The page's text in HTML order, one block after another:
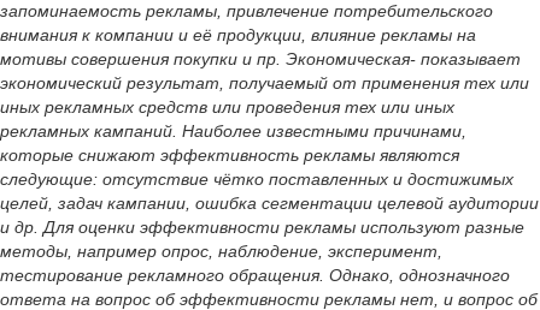
запоминаемость рекламы, привлечение потребительского
внимания к компании и её продукции, влияние рекламы на
мотивы совершения покупки и пр. Экономическая- показывает
экономический результат, получаемый от применения тех или
иных рекламных средств или проведения тех или иных
рекламных кампаний. Наиболее известными причинами,
которые снижают эффективность рекламы являются
следующие: отсутствие чётко поставленных и достижимых
целей, задач кампании, ошибка сегментации целевой аудитории
и др. Для оценки эффективности рекламы используют разные
методы, например опрос, наблюдение, эксперимент,
тестирование рекламного обращения. Однако, однозначного
ответа на вопрос об эффективности рекламы нет, и вопрос об